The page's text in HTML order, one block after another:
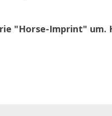
"Horse-Imprint" um.